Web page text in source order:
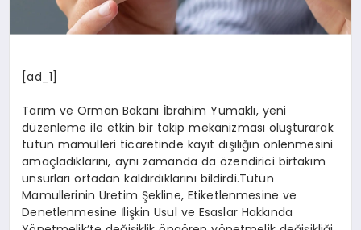
[ad_1]
Tarım ve Orman Bakanı İbrahim Yumaklı, yeni
düzenleme ile etkin bir takip mekanizması oluşturarak
tütün mamulleri ticaretinde kayıt dışılığın önlenmesini
amaçladıklarını, aynı zamanda da özendirici birtakım
unsurları ortadan kaldırdıklarını bildirdi.Tütün
Mamullerinin Üretim Şekline, Etiketlenmesine ve
Denetlenmesine İlişkin Usul ve Esaslar Hakkında